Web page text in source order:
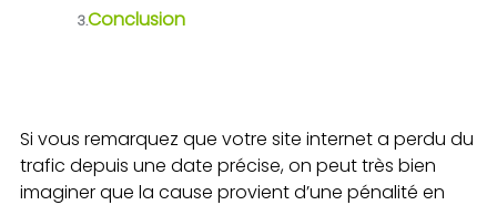
3.Conclusion
Si vous remarquez que votre site internet a perdu du
trafic depuis une date précise, on peut très bien
imaginer que la cause provient d’une pénalité en